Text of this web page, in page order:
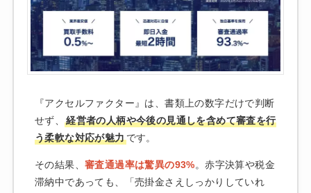
『アクセルファクター』は、書類上の数字だけで判断
せず、経営者の人柄や今後の見通しを含めて審査を行
う柔軟な対応が魅力です。
その結果、 審査通過率は驚異の93%。赤字決算や税金
滞納中であっても、「売掛金さえしっかりしていれ